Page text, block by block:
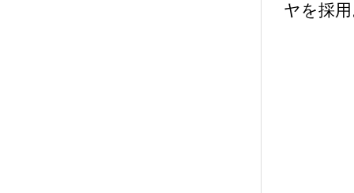
ヤを採